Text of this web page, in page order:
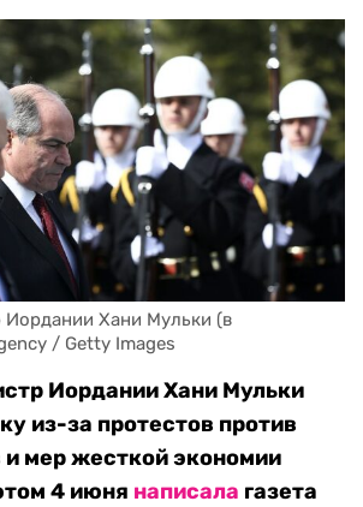
Хани Мульки (в
/ Getty Images
Иордании Хани Мульки
из-за протестов против
и мер жесткой экономии
4 июня написала газета